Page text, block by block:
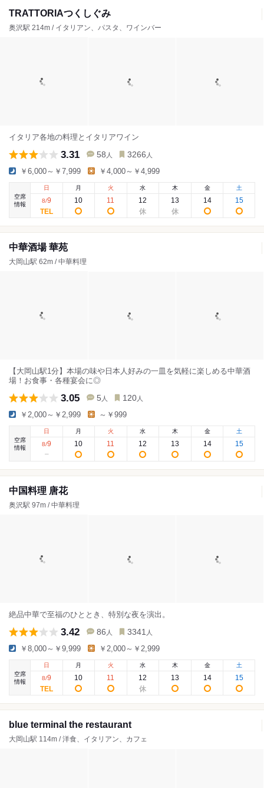
TRATTORIAつくしぐみ
奥沢駅 214m / イタリアン、パスタ、ワインバー
イタリア各地の料理とイタリアワイン
3.31 58 人 3266 人
￥6,000～￥7,999 ￥4,000～￥4,999
空席
情報
日
8/9
月
10
火
11
水
12
木
13
金
14
土
15
中華酒場 華苑
大岡山駅 62m / 中華料理
【大岡山駅1分】本場の味や日本人好みの一皿を気軽に楽しめる中華酒
場！お食事・各種宴会に◎
3.05 5 人 120 人
￥2,000～￥2,999 ～￥999
空席
情報
日
8/9
月
10
火
11
水
12
木
13
金
14
土
15
中国料理 唐花
奥沢駅 97m / 中華料理
絶品中華で至福のひととき、特別な夜を演出。
3.42 86 人 3341 人
￥8,000～￥9,999 ￥2,000～￥2,999
空席
情報
日
8/9
月
10
火
11
水
12
木
13
金
14
土
15
blue terminal the restaurant
大岡山駅 114m / 洋食、イタリアン、カフェ